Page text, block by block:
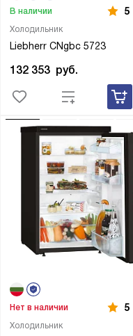
Холодильник
Liebherr CNgbc 5723
В наличии 5
132 353 руб.
Холодильник
Нет в наличии 5